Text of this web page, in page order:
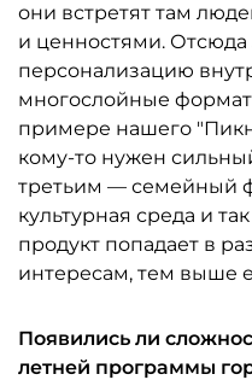
они встретят там
и ценностями. Отсюда
персонализацию
многослойные
примере нашего
кому-то нужен
третьим — семейный
культурная среда и
продукт попадает в
интересам, тем выше
Появились ли
летней программы